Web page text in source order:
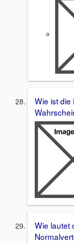
Wie ist die
Wie lautet